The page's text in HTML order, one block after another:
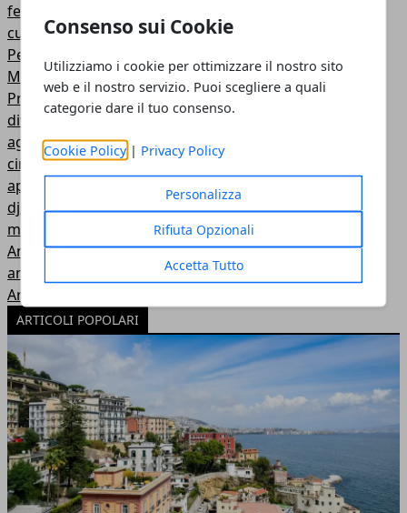
Consenso sui Cookie
Utilizziamo i cookie per ottimizzare il nostro sito
web e il nostro servizio. Puoi scegliere a quali
categorie dare il tuo consenso.
Cookie Policy | Privacy Policy
Personalizza
Rifiuta Opzionali
Accetta Tutto
festa
cultura
Personaggi illustri
Musei
Proverbi, detti e modi di dire
divina commedia
agricoltura
cinema
aperitivo
djset
mangiare
Aneddoti e notizie storiche
amarcord
Arezzo
ARTICOLI POPOLARI